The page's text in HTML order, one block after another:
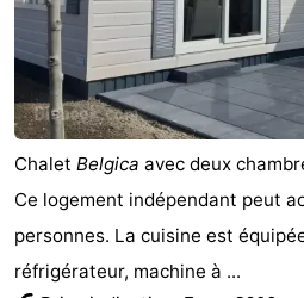
Chalet Belgica avec deux
Ce logement indépendant peut
personnes. La cuisine est
réfrigérateur, machine à ...